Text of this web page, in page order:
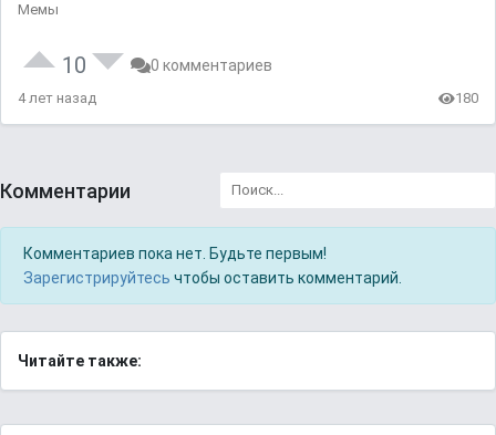
Мемы
10 0 комментариев
4 лет назад 180
Комментарии
Комментариев пока нет. Будьте первым!
Зарегистрируйтесь чтобы оставить комментарий.
Читайте также: